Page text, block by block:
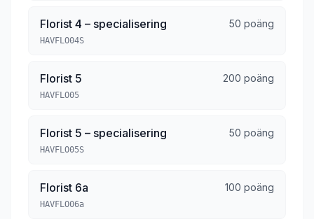
Florist 4 – specialisering 50 poäng
HAVFLO04S
Florist 5 200 poäng
HAVFLO05
Florist 5 – specialisering 50 poäng
HAVFLO05S
Florist 6a 100 poäng
HAVFLO06a